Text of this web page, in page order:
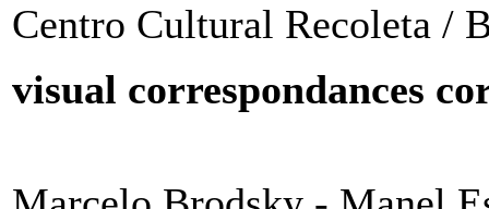
Centro Cultural Recoleta /
visual correspondances